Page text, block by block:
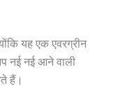
यह एक एवरग्रीन
नई नई आने वाली
हैं।